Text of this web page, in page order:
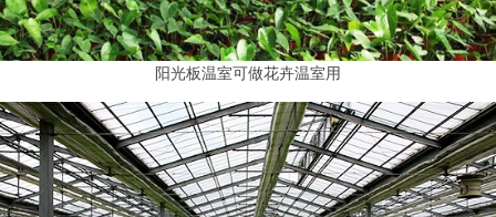
阳光板温室可做花卉温室用